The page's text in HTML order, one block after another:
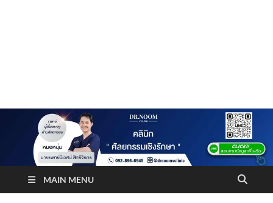
Truststoreonline
MAIN MENU